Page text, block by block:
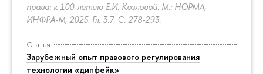
права: к 100-летию Е.И. Козловой. М.: НОРМА,
ИНФРА-М, 2025. Гл. 3.7. С. 278-293.
Статья
Зарубежный опыт правового регулирования
технологии «дипфейк»